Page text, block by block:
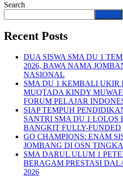
Search
Recent Posts
DUA SISWA SMA DU 1
2026, BAWA NAMA
NASIONAL
SMA DU 1 KEMBALI UKIR
MUQTADA KINDY
FORUM PELAJAR
SIAP TEMPUH
SANTRI SMA DU 1 LOLOS
BANGKIT FULLY-FUNDED
GO CHAMPIONS: ENAM
JOMBANG DI OSN
SMA DARUL ULUM 1
BERAGAM PRESTASI
2026